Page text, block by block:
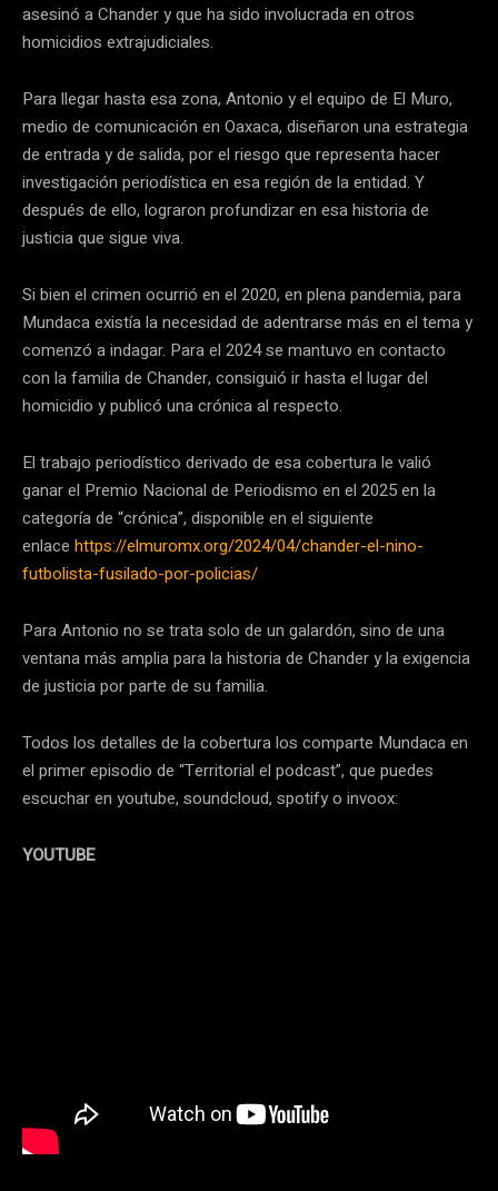
asesinó a Chander y que ha sido involucrada en otros
homicidios extrajudiciales.
Para llegar hasta esa zona, Antonio y el equipo de El Muro,
medio de comunicación en Oaxaca, diseñaron una estrategia
de entrada y de salida, por el riesgo que representa hacer
investigación periodística en esa región de la entidad. Y
después de ello, lograron profundizar en esa historia de
justicia que sigue viva.
Si bien el crimen ocurrió en el 2020, en plena pandemia, para
Mundaca existía la necesidad de adentrarse más en el tema y
comenzó a indagar. Para el 2024 se mantuvo en contacto
con la familia de Chander, consiguió ir hasta el lugar del
homicidio y publicó una crónica al respecto.
El trabajo periodístico derivado de esa cobertura le valió
ganar el Premio Nacional de Periodismo en el 2025 en la
categoría de “crónica”, disponible en el siguiente
enlace https://elmuromx.org/2024/04/chander-el-nino-
futbolista-fusilado-por-policias/
Para Antonio no se trata solo de un galardón, sino de una
ventana más amplia para la historia de Chander y la exigencia
de justicia por parte de su familia.
Todos los detalles de la cobertura los comparte Mundaca en
el primer episodio de “Territorial el podcast”, que puedes
escuchar en youtube, soundcloud, spotify o invoox:
YOUTUBE